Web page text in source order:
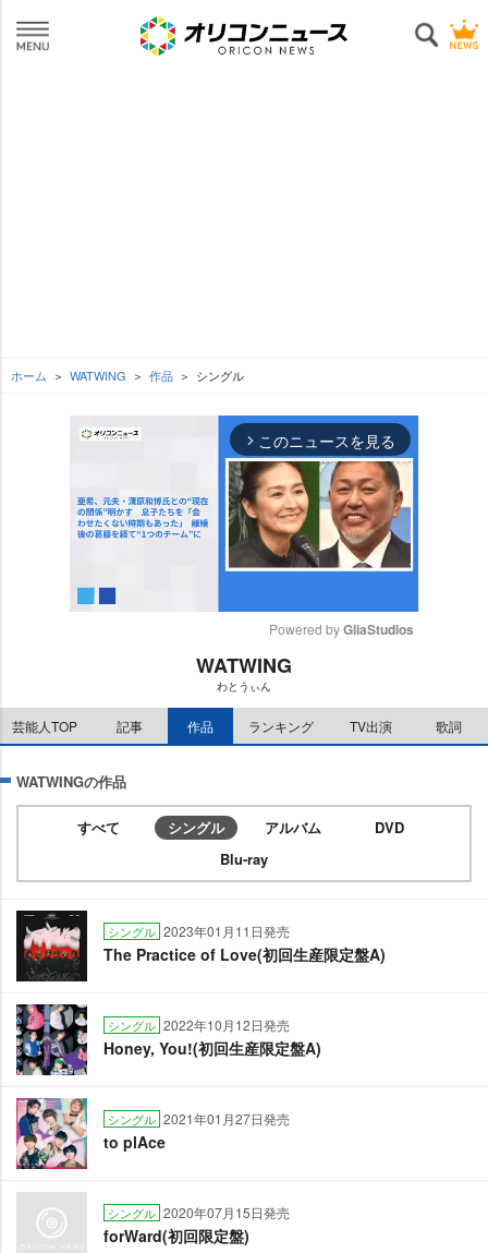
ホーム WATWING 作品 シングル
arrow_forward_ios このニュースを見る
Powered by GliaStudios
WATWING
わとうぃん
芸能人TOP 記事 作品 ランキング TV出演 歌詞
WATWINGの作品
すべて シングル アルバム
DVD
Blu-ray
シングル 2023年01月11日発売
The Practice of Love(初回生産限定盤A)
シングル 2022年10月12日発売
Honey, You!(初回生産限定盤A)
シングル 2021年01月27日発売
to plAce
シングル 2020年07月15日発売
forWard(初回限定盤)